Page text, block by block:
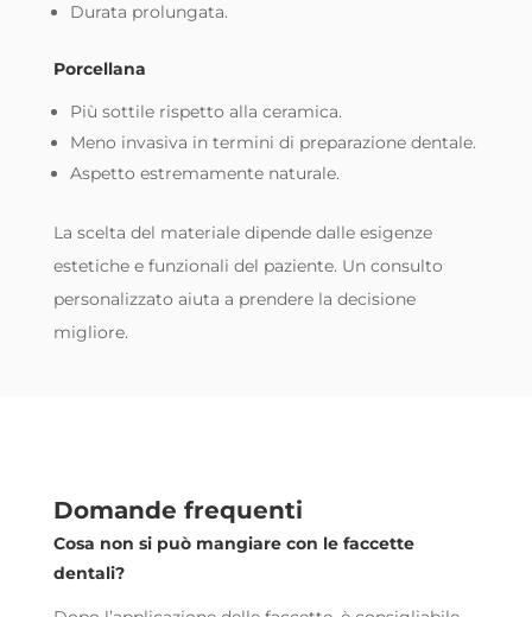
Durata prolungata.
Porcellana
Più sottile rispetto alla ceramica.
Meno invasiva in termini di preparazione dentale.
Aspetto estremamente naturale.
La scelta del materiale dipende dalle esigenze
estetiche e funzionali del paziente. Un consulto
personalizzato aiuta a prendere la decisione
migliore.
Domande frequenti
Cosa non si può mangiare con le faccette
dentali?